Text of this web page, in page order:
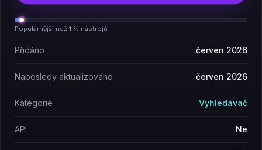
Populárnější než 1 % nástrojů
Přidáno červen 2026
Naposledy aktualizováno červen 2026
Kategorie Vyhledávač
API Ne